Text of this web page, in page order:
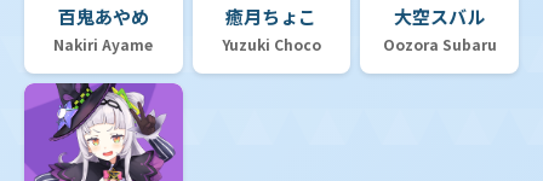
百鬼あやめ
Nakiri Ayame
癒月ちょこ
Yuzuki Choco
大空スバル
Oozora Subaru